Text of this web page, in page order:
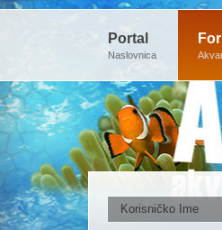
Portal
Naslovnica